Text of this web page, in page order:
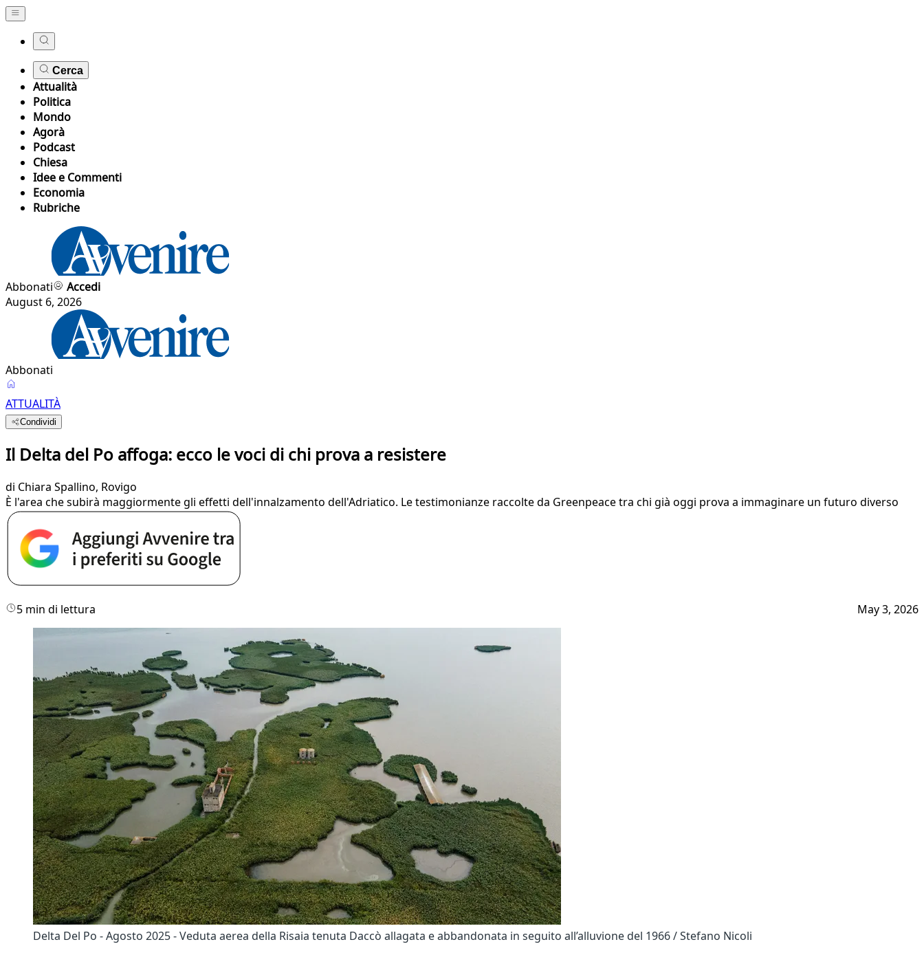
Cerca
Attualità
Politica
Mondo
Agorà
Podcast
Chiesa
Idee e Commenti
Economia
Rubriche
Abbonati
Accedi
August 6, 2026
Abbonati
ATTUALITÀ
Condividi
Il Delta del Po affoga: ecco le voci di chi prova a resistere
di Chiara Spallino, Rovigo
È l'area che subirà maggiormente gli effetti dell'innalzamento dell'Adriatico. Le testimonianze raccolte da Greenpeace tra chi già oggi prova a immaginare un futuro diverso
5 min di lettura May 3, 2026
Delta Del Po - Agosto 2025 - Veduta aerea della Risaia tenuta Daccò allagata e abbandonata in seguito all’alluvione del 1966 / Stefano Nicoli